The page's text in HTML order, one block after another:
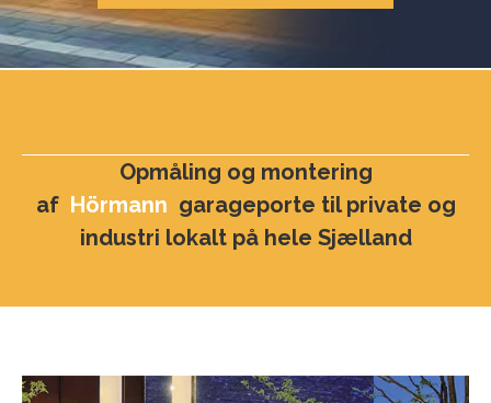
Opmåling og montering
af Hörmann garageporte til private og
industri lokalt på hele Sjælland